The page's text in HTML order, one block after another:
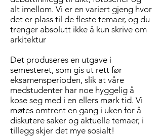
alt imellom. Vi er en variert gjeng hvor
det er plass til de fleste temaer, og du
trenger absolutt ikke å kun skrive om
arkitektur
Det produseres en utgave i
semesteret, som gis ut rett før
eksamensperioden, slik at våre
medstudenter har noe hyggelig å
kose seg med i en ellers mørk tid. Vi
møtes omtrent en gang i uken for å
diskutere saker og aktuelle temaer, i
tillegg skjer det mye sosialt!